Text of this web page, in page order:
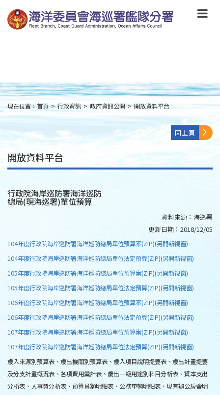
到
主
要
:::
現在位置：首頁 > 行政資訊 > 政府資訊公開 > 開放資料平台
回上頁
開放資料平台
行政院海岸巡防署海洋巡防
總局(現海巡署)單位預算
資料來源： 海巡署
更新日期： 2018/12/05
104年度行政院海岸巡防署海洋巡防總局單位預算案(ZIP)(另開新視窗)
104年度行政院海岸巡防署海洋巡防總局單位法定預算(ZIP)(另開新視窗)
105年度行政院海岸巡防署海洋巡防總局單位預算案(ZIP)(另開新視窗)
105年度行政院海岸巡防署海洋巡防總局單位法定預算(ZIP)(另開新視窗)
106年度行政院海岸巡防署海洋巡防總局單位預算案(ZIP)(另開新視窗)
106年度行政院海岸巡防署海洋巡防總局單位法定預算(ZIP)(另開新視窗)
107年度行政院海岸巡防署海洋巡防總局單位預算案(ZIP)(另開新視窗)
107年度行政院海岸巡防署海洋巡防總局單位法定預算(ZIP)(另開新視窗)
歲入來源別預算表、歲出機關別預算表、歲入項目說明提要表、歲出計畫提要
及分支計畫概況表、各項費用彙計表、歲出一級用途別科目分析表、資本支出
分析表、人事費分析表、預算員額明細表、公務車輛明細表、現有辦公房舍明